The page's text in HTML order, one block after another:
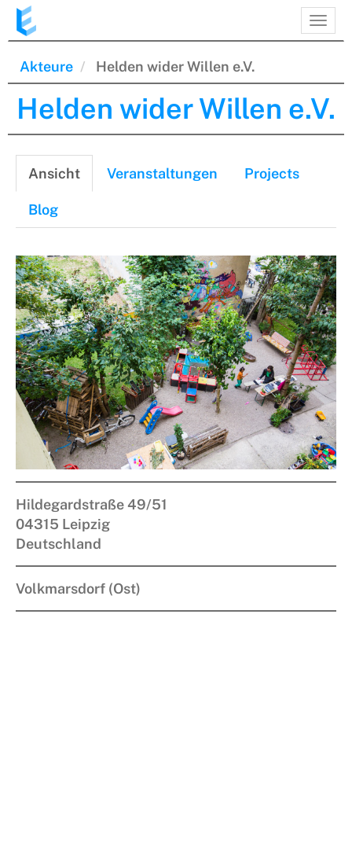
Direkt
zum
Akteure
Helden wider Willen e.V.
Helden wider Willen e.V.
Primäre
Reiter
Ansicht (aktiver
Reiter)
Veranstaltungen Projects
Blog
Hildegardstraße 49/51
04315 Leipzig
Deutschland
Volkmarsdorf (Ost)